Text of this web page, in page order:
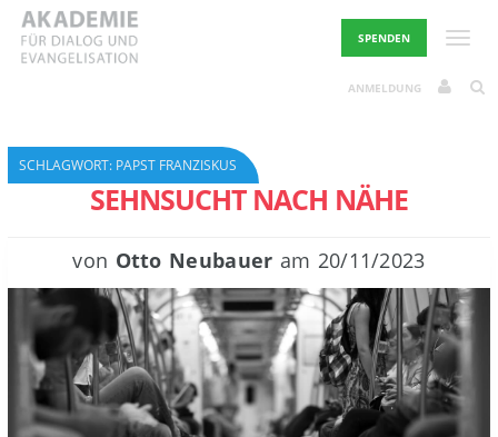
Skip
content
SPENDEN
ANMELDUNG
SCHLAGWORT: PAPST FRANZISKUS
SEHNSUCHT NACH NÄHE
von Otto Neubauer am 20/11/2023